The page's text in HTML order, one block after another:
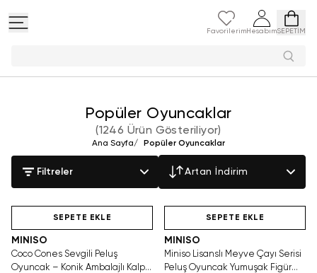
Favorilerim HesabımSEPETİM
Popüler Oyuncaklar
(1246 Ürün Gösteriliyor)
Ana Sayfa/ Popüler Oyuncaklar
Filtreler Artan İndirim
Tükenmeden Satın Al
SEPETE EKLE
MINISO
Coco Cones Sevgili Peluş
Oyuncak – Konik Ambalajlı Kalp
Tükenmeden Satın Al
SEPETE EKLE
MINISO
Miniso Lisanslı Meyve Çayı Serisi
Peluş Oyuncak Yumuşak Figür